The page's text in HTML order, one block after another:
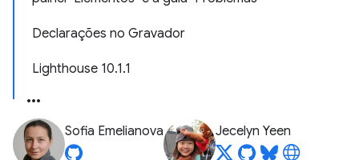
Declarações no Gravador
Lighthouse 10.1.1
Sofia Emelianova Jecelyn Yeen